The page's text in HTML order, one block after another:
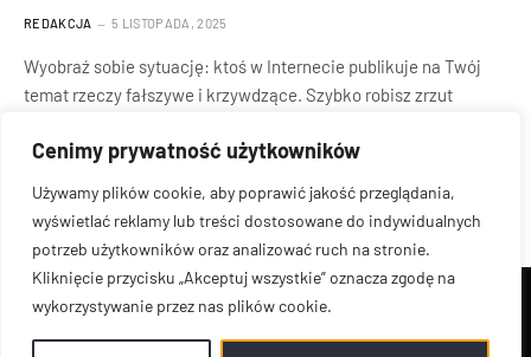
Cenimy prywatność użytkowników
Używamy plików cookie, aby poprawić jakość przeglądania,
wyświetlać reklamy lub treści dostosowane do indywidualnych
potrzeb użytkowników oraz analizować ruch na stronie.
Kliknięcie przycisku „Akceptuj wszystkie” oznacza zgodę na
wykorzystywanie przez nas plików cookie.
REDAKCJA 5 LISTOPADA, 2025
Wyobraź sobie sytuację: ktoś w Internecie publikuje na Twój
temat rzeczy fałszywe i krzywdzące. Szybko robisz zrzut